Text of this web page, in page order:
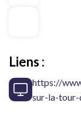
Liens :
https://
sur-la-